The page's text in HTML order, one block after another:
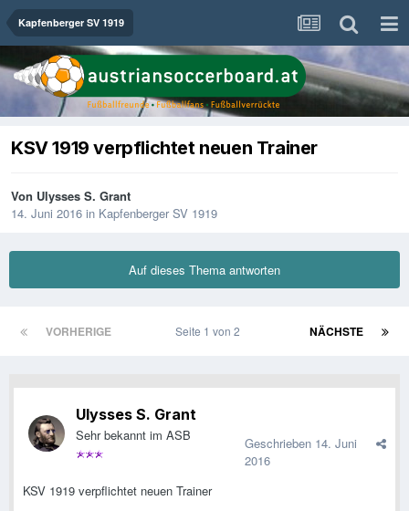
Kapfenberger SV 1919
KSV 1919 verpflichtet neuen Trainer
Von Ulysses S. Grant
14. Juni 2016 in Kapfenberger SV 1919
Auf dieses Thema antworten
VORHERIGE NÄCHSTE
Seite 1 von 2
Ulysses S. Grant
Sehr bekannt im ASB Geschrieben 14. Juni
2016
KSV 1919 verpflichtet neuen Trainer